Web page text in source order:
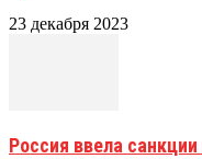
23 декабря 2023
Россия ввела